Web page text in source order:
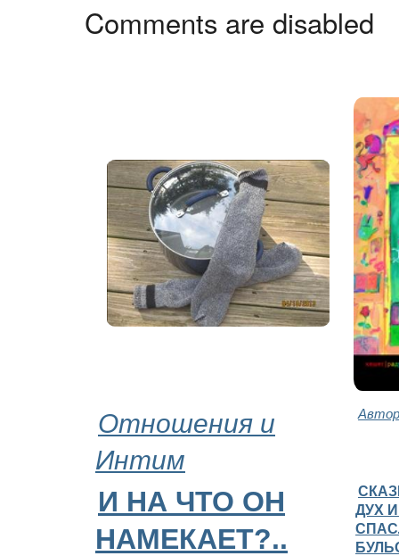
Comments are disabled
Отношения и
Интим
И НА ЧТО ОН
НАМЕКАЕТ?..
ДУХ